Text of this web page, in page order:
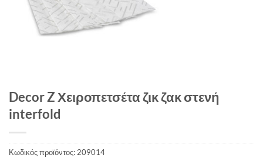
Decor Z Χειροπετσέτα ζικ ζακ στενή
interfold
Κωδικός προϊόντος: 209014